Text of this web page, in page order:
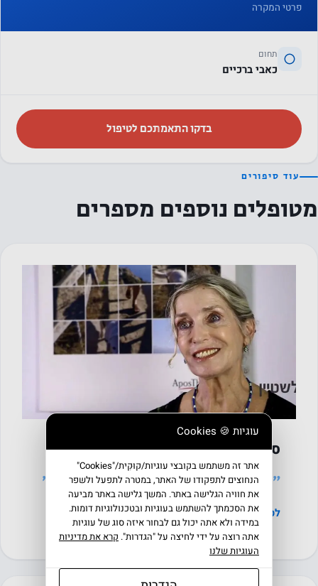
פרטי המקרה
תחום
כאבי ברכיים
בדקו התאמתכם לטיפול
עוד סיפורים
מטופלים נוספים מספרים
ס
סיפורה של שרה אדלשטיין
״ חדר הכושר הפרטי שלי - אפוסתרפיה לחיזוק ומניעה ״
לסיפור המלא←
עוגיות 🍪 Cookies
אתר זה משתמש בקובצי עוגיות/קוּקִית/"Cookies"
הנחוצים לתפקודו של האתר, במטרה לתפעל ולשפר
את חוויה הגלישה באתר. המשך גלישה באתר מביעה
את הסכמתך להשתמש בעוגיות ובטכנולוגיות דומות.
במידה ולא אתה יכול גם לבחור איזה סוג של עוגיות
אתה רוצה על ידי לחיצה על "הגדרות". קרא את מדיניות
העוגיות שלנו